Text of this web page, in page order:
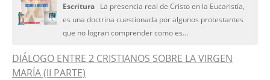
Escritura La presencia real de Cristo en la Eucaristía,
es una doctrina cuestionada por algunos protestantes
que no logran comprender como es...
DIÁLOGO ENTRE 2 CRISTIANOS SOBRE LA VIRGEN
MARÍA (II PARTE)